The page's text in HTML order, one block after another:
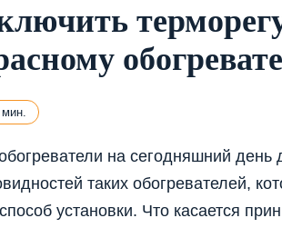
на сегодняшний
таких обогревателей,
установки. Что касается